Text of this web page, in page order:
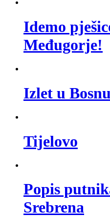
Idemo
Međugorje!
Izlet u
Tijelovo
Popis
Srebrena